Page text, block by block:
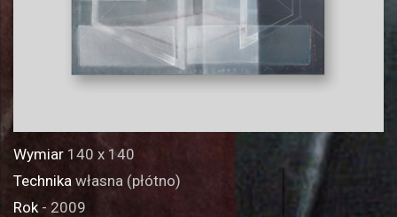
Wymiar 140 x 140
Technika własna (płótno)
Rok- 2009